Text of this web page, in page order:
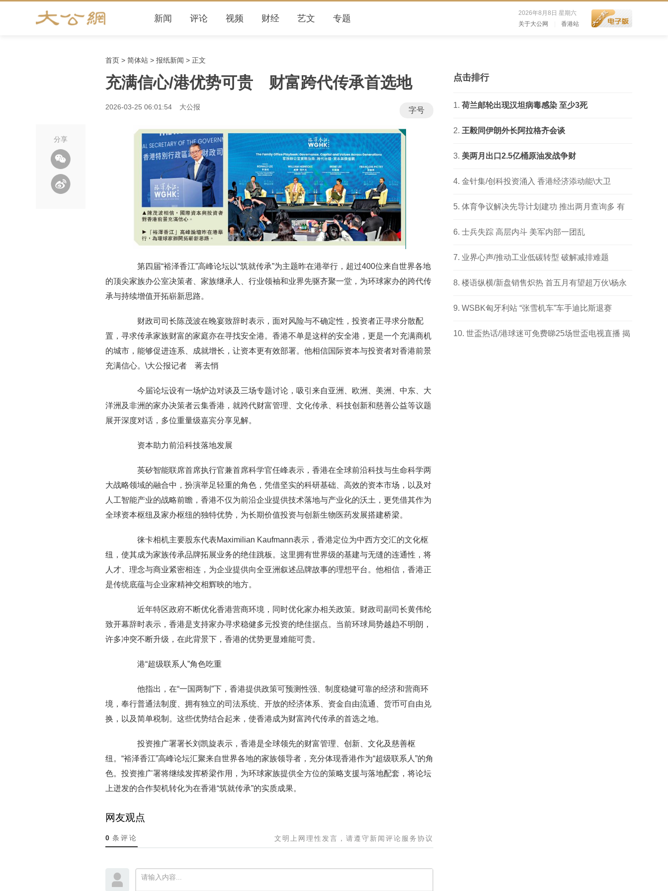
2026年8月8日 星期六
关于大公网
香港站
新闻 评论 视频 财经 艺文 专题
首页 > 简体站 > 报纸新闻 > 正文
充满信心/港优势可贵 财富跨代传承首选地
2026-03-25 06:01:54 大公报 字号
分享
第四届“裕泽香江”高峰论坛以“筑就传承”为主题昨在港举行，超过400位来自世界各地
的顶尖家族办公室决策者、家族继承人、行业领袖和业界先驱齐聚一堂，为环球家办的跨代传
承与持续增值开拓崭新思路。
财政司司长陈茂波在晚宴致辞时表示，面对风险与不确定性，投资者正寻求分散配
置，寻求传承家族财富的家庭亦在寻找安全港。香港不单是这样的安全港，更是一个充满商机
的城市，能够促进连系、成就增长，让资本更有效部署。他相信国际资本与投资者对香港前景
充满信心。\大公报记者 蒋去悄
今届论坛设有一场炉边对谈及三场专题讨论，吸引来自亚洲、欧洲、美洲、中东、大
洋洲及非洲的家办决策者云集香港，就跨代财富管理、文化传承、科技创新和慈善公益等议题
展开深度对话，多位重量级嘉宾分享见解。
资本助力前沿科技落地发展
英矽智能联席首席执行官兼首席科学官任峰表示，香港在全球前沿科技与生命科学两
大战略领域的融合中，扮演举足轻重的角色，凭借坚实的科研基础、高效的资本市场，以及对
人工智能产业的战略前瞻，香港不仅为前沿企业提供技术落地与产业化的沃土，更凭借其作为
全球资本枢纽及家办枢纽的独特优势，为长期价值投资与创新生物医药发展搭建桥梁。
徕卡相机主要股东代表Maximilian Kaufmann表示，香港定位为中西方交汇的文化枢
纽，使其成为家族传承品牌拓展业务的绝佳跳板。这里拥有世界级的基建与无缝的连通性，将
人才、理念与商业紧密相连，为企业提供向全亚洲叙述品牌故事的理想平台。他相信，香港正
是传统底蕴与企业家精神交相辉映的地方。
近年特区政府不断优化香港营商环境，同时优化家办相关政策。财政司副司长黄伟纶
致开幕辞时表示，香港是支持家办寻求稳健多元投资的绝佳据点。当前环球局势越趋不明朗，
许多冲突不断升级，在此背景下，香港的优势更显难能可贵。
港“超级联系人”角色吃重
他指出，在“一国两制”下，香港提供政策可预测性强、制度稳健可靠的经济和营商环
境，奉行普通法制度、拥有独立的司法系统、开放的经济体系、资金自由流通、货币可自由兑
换，以及简单税制。这些优势结合起来，使香港成为财富跨代传承的首选之地。
投资推广署署长刘凯旋表示，香港是全球领先的财富管理、创新、文化及慈善枢
纽。“裕泽香江”高峰论坛汇聚来自世界各地的家族领导者，充分体现香港作为“超级联系人”的角
色。投资推广署将继续发挥桥梁作用，为环球家族提供全方位的策略支援与落地配套，将论坛
上迸发的合作契机转化为在香港“筑就传承”的实质成果。
网友观点
0 条评论 文明上网理性发言，请遵守新闻评论服务协议
点击排行
荷兰邮轮出现汉坦病毒感染 至少3死
王毅同伊朗外长阿拉格齐会谈
美两月出口2.5亿桶原油发战争财
金针集/创科投资涌入 香港经济添动能\大卫
体育争议解决先导计划建功 推出两月查询多 有
成功个案
士兵失踪 高层内斗 美军内部一团乱
业界心声/推动工业低碳转型 破解减排难题
楼语纵横/新盘销售炽热 首五月有望超万伙\杨永
健 WSBK匈牙利站 “张雪机车”车手迪比斯退赛
世盃热话/港球迷可免费睇25场世盃电视直播 揭